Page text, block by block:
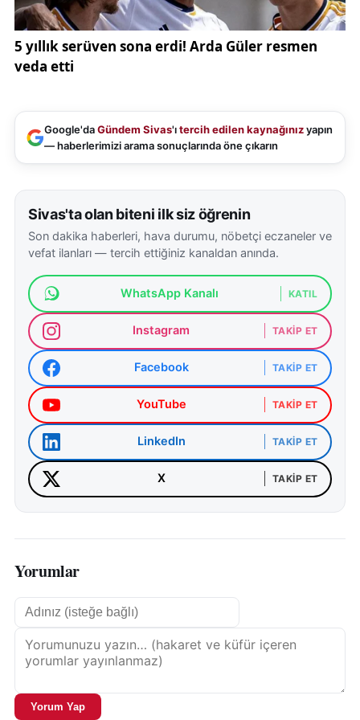
Google'daGündem Sivas'ıtercih edilen kaynağınızyapın
— haberlerimizi arama sonuçlarında öne çıkarın
Sivas'ta olan biteni ilk siz öğrenin
Son dakika haberleri, hava durumu, nöbetçi eczaneler ve
vefat ilanları — tercih ettiğiniz kanaldan anında.
WhatsApp Kanalı KATIL
Instagram TAKIP ET
Facebook TAKIP ET
YouTube TAKIP ET
LinkedIn TAKIP ET
X TAKIP ET
Yorumlar
Yorum Yap